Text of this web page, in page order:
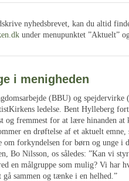
nyhedsbrevet, kan du altid
under menupunktet ”Aktuelt”
i menigheden
(BBU) og spejdervirke
ledelse. Bent Hylleberg
og fremmest for at lære hinanden at
en drøftelse af et aktuelt
om forkyndelsen for børn og unge i
Bo Nilsson, os således: ”Kan vi
en målgruppe som mulig? Vi har
sammen og tænke i en helhed.”